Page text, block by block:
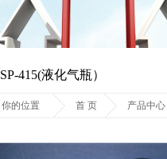
SP-415(液化气瓶）
你的位置 首 页 产品中心